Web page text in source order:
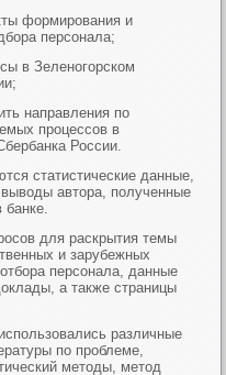
формирования и
персонала;
в Зеленогорском
направления по
процессов в
России.
статистические данные,
автора, полученные
банке.
для раскрытия темы
и зарубежных
персонала, данные
а также страницы
различные
по проблеме,
методы, метод